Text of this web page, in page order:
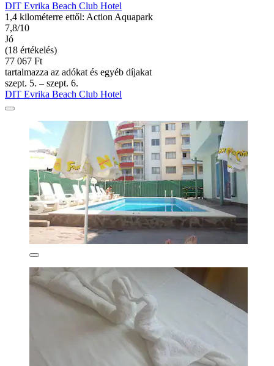
DIT Evrika Beach Club Hotel
1,4 kilométerre ettől: Action Aquapark
7,8/10
Jó
(18 értékelés)
77 067 Ft
tartalmazza az adókat és egyéb díjakat
szept. 5. – szept. 6.
DIT Evrika Beach Club Hotel